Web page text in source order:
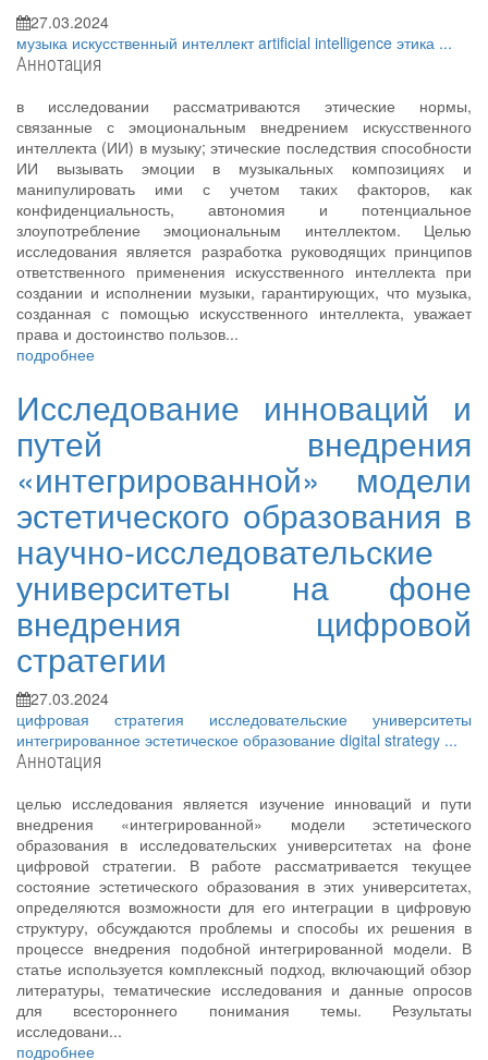
27.03.2024
музыка искусственный интеллектartificial intelligence этика ...
Аннотация
в исследовании рассматриваются этические нормы,
связанные с эмоциональным внедрением искусственного
интеллекта (ИИ) в музыку; этические последствия способности
ИИ вызывать эмоции в музыкальных композициях и
манипулировать ими с учетом таких факторов, как
конфиденциальность, автономия и потенциальное
злоупотребление эмоциональным интеллектом. Целью
исследования является разработка руководящих принципов
ответственного применения искусственного интеллекта при
создании и исполнении музыки, гарантирующих, что музыка,
созданная с помощью искусственного интеллекта, уважает
права и достоинство пользов...
подробнее
Исследование инноваций и
путей внедрения
«интегрированной» модели
эстетического образования в
научно-исследовательские
университеты на фоне
внедрения цифровой
стратегии
27.03.2024
цифровая стратегия исследовательские университеты
интегрированное эстетическое образование digital strategy ...
Аннотация
целью исследования является изучение инноваций и пути
внедрения «интегрированной» модели эстетического
образования в исследовательских университетах на фоне
цифровой стратегии. В работе рассматривается текущее
состояние эстетического образования в этих университетах,
определяются возможности для его интеграции в цифровую
структуру, обсуждаются проблемы и способы их решения в
процессе внедрения подобной интегрированной модели. В
статье используется комплексный подход, включающий обзор
литературы, тематические исследования и данные опросов
для всестороннего понимания темы. Результаты
исследовани...
подробнее